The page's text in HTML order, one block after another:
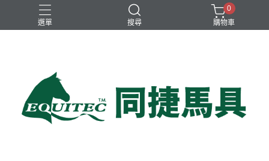
選單 搜尋
兒童比賽馬褲
男用比賽衫
0
購物車